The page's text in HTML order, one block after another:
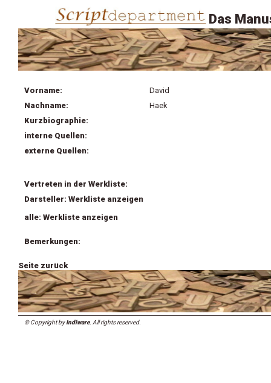
Das
Vorname:
David
Nachname:
Haek
Kurzbiographie:
interne Quellen:
externe Quellen:
Vertreten in der Werkliste:
Darsteller: Werkliste anzeigen
alle: Werkliste anzeigen
Bemerkungen:
Seite zurück
© Copyright byIndiware. All rights reserved.